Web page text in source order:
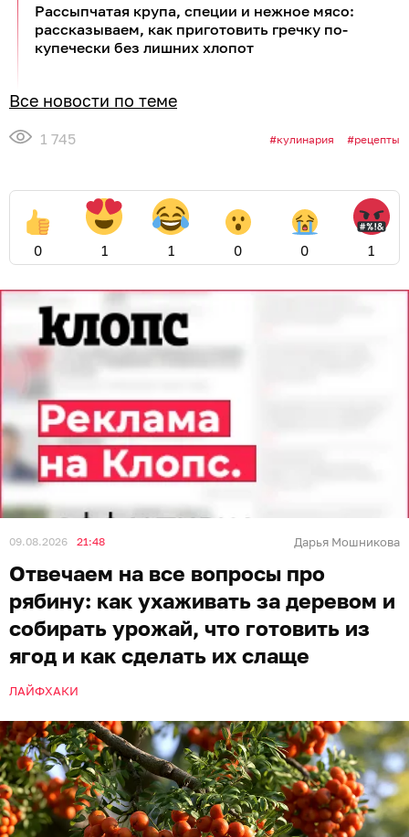
Рассыпчатая крупа, специи и нежное мясо:
рассказываем, как приготовить гречку по-
купечески без лишних хлопот
Все новости по теме
1 745 кулинария рецепты
0 1 1 0 0 1
09.08.2026 21:48 Дарья Мошникова
Отвечаем на все вопросы про
рябину: как ухаживать за деревом и
собирать урожай, что готовить из
ягод и как сделать их слаще
ЛАЙФХАКИ